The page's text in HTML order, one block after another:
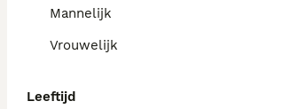
Mannelijk
Vrouwelijk
Leeftijd